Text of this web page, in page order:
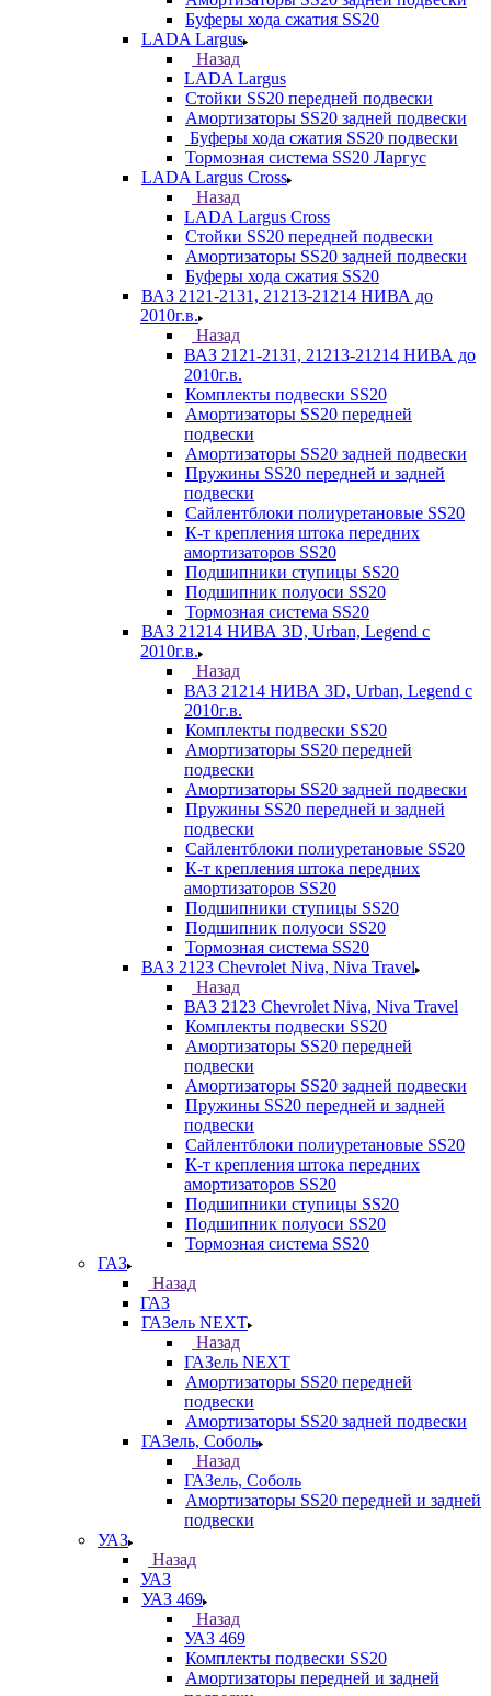
Буферы хода сжатия SS20
LADA Largus
Назад
LADA Largus
Стойки SS20 передней подвески
Амортизаторы SS20 задней подвески
Буферы хода сжатия SS20 подвески
Тормозная система SS20 Ларгус
LADA Largus Cross
Назад
LADA Largus Cross
Стойки SS20 передней подвески
Амортизаторы SS20 задней подвески
Буферы хода сжатия SS20
ВАЗ 2121-2131, 21213-21214 НИВА до
2010г.в.
Назад
ВАЗ 2121-2131, 21213-21214 НИВА до
2010г.в.
Комплекты подвески SS20
Амортизаторы SS20 передней
подвески
Амортизаторы SS20 задней подвески
Пружины SS20 передней и задней
подвески
Сайлентблоки полиуретановые SS20
К-т крепления штока передних
амортизаторов SS20
Подшипники ступицы SS20
Подшипник полуоси SS20
Тормозная система SS20
ВАЗ 21214 НИВА 3D, Urban, Legend c
2010г.в.
Назад
ВАЗ 21214 НИВА 3D, Urban, Legend c
2010г.в.
Комплекты подвески SS20
Амортизаторы SS20 передней
подвески
Амортизаторы SS20 задней подвески
Пружины SS20 передней и задней
подвески
Сайлентблоки полиуретановые SS20
К-т крепления штока передних
амортизаторов SS20
Подшипники ступицы SS20
Подшипник полуоси SS20
Тормозная система SS20
ВАЗ 2123 Chevrolet Niva, Niva Travel
Назад
ВАЗ 2123 Chevrolet Niva, Niva Travel
Комплекты подвески SS20
Амортизаторы SS20 передней
подвески
Амортизаторы SS20 задней подвески
Пружины SS20 передней и задней
подвески
Сайлентблоки полиуретановые SS20
К-т крепления штока передних
амортизаторов SS20
Подшипники ступицы SS20
Подшипник полуоси SS20
Тормозная система SS20
ГАЗ
Назад
ГАЗ
ГАЗель NEXT
Назад
ГАЗель NEXT
Амортизаторы SS20 передней
подвески
Амортизаторы SS20 задней подвески
ГАЗель, Соболь
Назад
ГАЗель, Соболь
Амортизаторы SS20 передней и задней
подвески
УАЗ
Назад
УАЗ
УАЗ 469
Назад
УАЗ 469
Комплекты подвески SS20
Амортизаторы передней и задней